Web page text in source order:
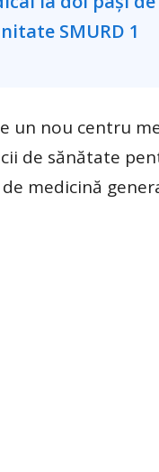
un nou centru
de sănătate
medicină